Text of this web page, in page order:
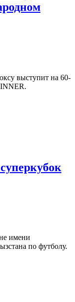
выступит на 60-
имени
по футболу.